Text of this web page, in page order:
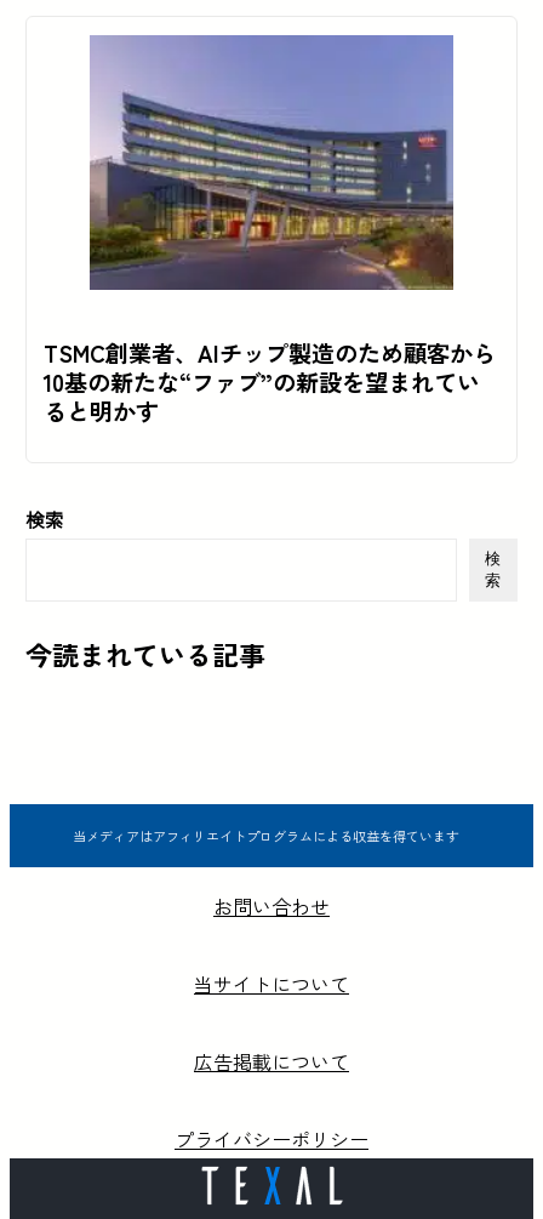
TSMC創業者、AIチップ製造のため顧客から
10基の新たな“ファブ”の新設を望まれてい
ると明かす
検索
検
索
今読まれている記事
当メディアはアフィリエイトプログラムによる収益を得ています
お問い合わせ
当サイトについて
広告掲載について
プライバシーポリシー